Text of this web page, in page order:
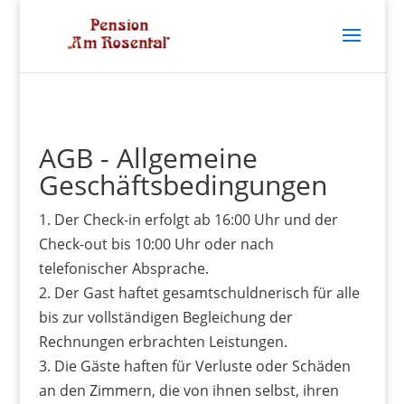
AGB - Allgemeine
Geschäftsbedingungen
1. Der Check-in erfolgt ab 16:00 Uhr und der
Check-out bis 10:00 Uhr oder nach
telefonischer Absprache.
2. Der Gast haftet gesamtschuldnerisch für alle
bis zur vollständigen Begleichung der
Rechnungen erbrachten Leistungen.
3. Die Gäste haften für Verluste oder Schäden
an den Zimmern, die von ihnen selbst, ihren